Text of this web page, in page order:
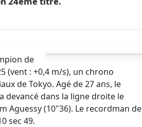
de
(vent : +0,4 m/s), un chrono
de Tokyo. Agé de 27 ans, le
devancé dans la ligne droite le
Aguessy (10"36). Le recordman de
sec 49.